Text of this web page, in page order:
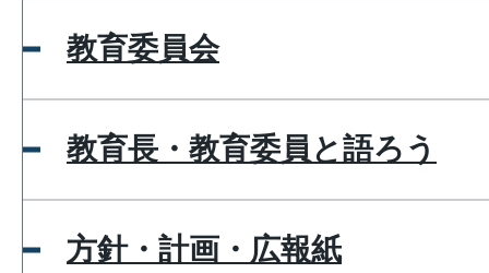
教育委員会
教育長・教育委員と語ろう
方針・計画・広報紙